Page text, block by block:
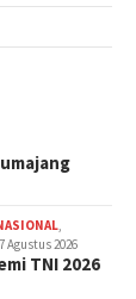
,
7 Agustus 2026
TNI 2026